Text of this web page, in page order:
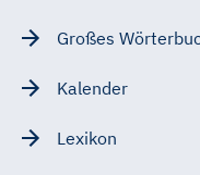
Großes
Kalender
Lexikon